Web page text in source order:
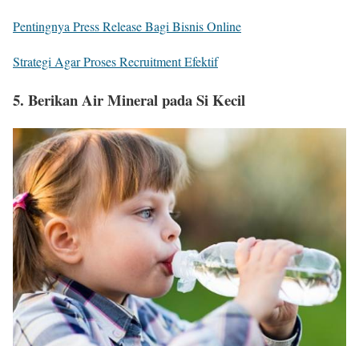
Pentingnya Press Release Bagi Bisnis Online
Strategi Agar Proses Recruitment Efektif
5. Berikan Air Mineral pada Si Kecil